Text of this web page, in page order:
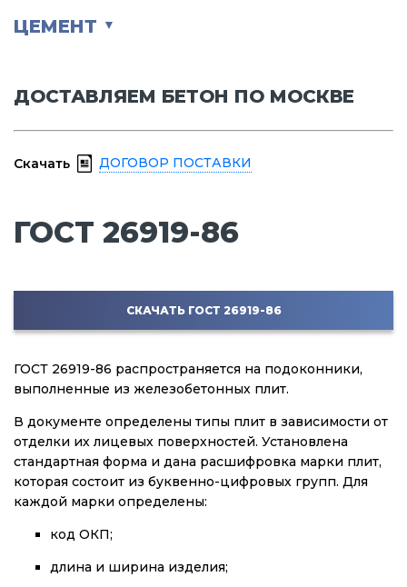
ЦЕМЕНТ ▼
ДОСТАВЛЯЕМ БЕТОН ПО МОСКВЕ
Скачать ДОГОВОР ПОСТАВКИ
ГОСТ 26919-86
СКАЧАТЬ ГОСТ 26919-86
ГОСТ 26919-86 распространяется на подоконники,
выполненные из железобетонных плит.
В документе определены типы плит в зависимости от
отделки их лицевых поверхностей. Установлена
стандартная форма и дана расшифровка марки плит,
которая состоит из буквенно-цифровых групп. Для
каждой марки определены:
код ОКП;
длина и ширина изделия;